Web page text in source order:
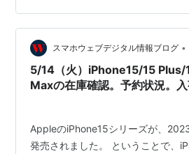
スマホウェブデジタル情報ブログ •
5/14（火）iPhone15/15
Maxの在庫確認。予約状況。
AppleのiPhone15シリーズが、
発売されました。 ということで、